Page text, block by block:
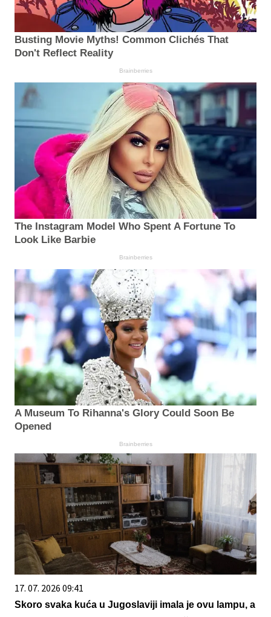
Busting Movie Myths! Common Clichés That
Don't Reflect Reality
Brainberries
The Instagram Model Who Spent A Fortune To
Look Like Barbie
Brainberries
A Museum To Rihanna's Glory Could Soon Be
Opened
Brainberries
17. 07. 2026 09:41
Skoro svaka kuća u Jugoslaviji imala je ovu lampu, a